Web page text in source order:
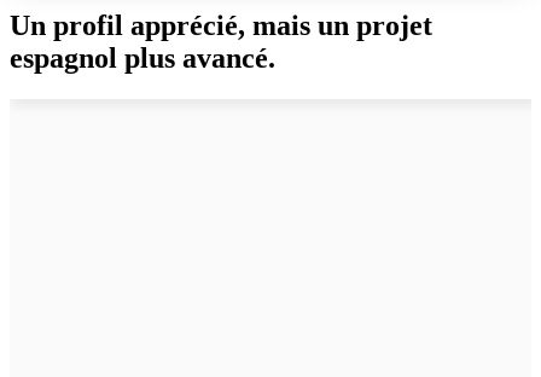
Un profil apprécié, mais un projet
espagnol plus avancé.